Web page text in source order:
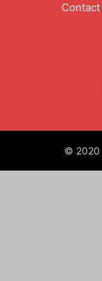
Contact
© 2020